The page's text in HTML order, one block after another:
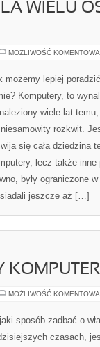
WIELU
MOŻLIWOŚĆ
możemy lepiej
Komputery, to
wiele lat
rozkwit.
się cała dziedzina
lecz także
były ograniczone
jeszcze aż […]
MOŻLIWOŚĆ
sposób zadbać o
czasach,